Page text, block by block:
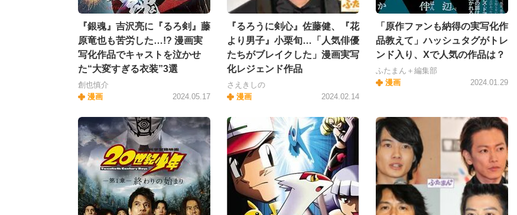
『銀魂』吉沢亮に『るろ剣』藤
原竜也も苦労した…!? 漫画実
写化作品でキャストを泣かせ
た“大変すぎる衣装”3選
創也慎介
漫画
2024.05.17
『るろうに剣心』佐藤健、『花
より男子』小栗旬…「人気俳優
たちがブレイクした」漫画実写
化レジェンド作品
さえきしの
漫画
2024.02.14
「原作ファンも納得の実写化作
品教えて」ハッシュタグがトレ
ンド入り、Xで人気の作品は？
ふたまん＋編集部
漫画
2024.01.29